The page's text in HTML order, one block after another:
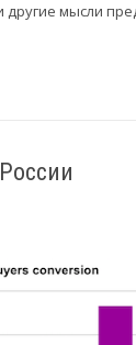
мысли